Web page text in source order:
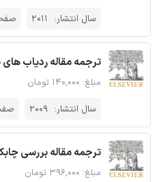
سال انتشار:
2011
ترجمه مقاله ردیاب های
مبلغ: ۱۴۰,۰۰۰ تومان
سال انتشار: 2009
ترجمه مقاله بررسی
مبلغ: ۳۹۶,۰۰۰ تومان